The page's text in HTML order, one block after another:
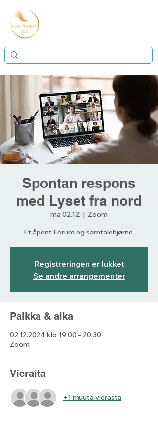
Spontan respons
med Lyset fra nord
ma 02.12.
  |
Zoom
Et åpent Forum og samtalehjørne.
Registreringen er lukket
Se andre arrangementer
Paikka & aika
02.12.2024 klo 19.00 – 20.30
Zoom
Vieraita
+1 muuta vierasta